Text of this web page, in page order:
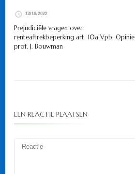
13/10/2022
Prejudiciële vragen over
renteaftrekbeperking art. 10a Vpb. Opinie
prof. J. Bouwman
EEN REACTIE PLAATSEN